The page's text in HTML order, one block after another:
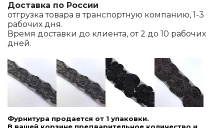
Доставка по России
отгрузка товара в транспортную компанию, 1-3
рабочих дня.
Время доставки до клиента, от 2 до 10 рабочих
дней.
Фурнитура продается от 1 упаковки.